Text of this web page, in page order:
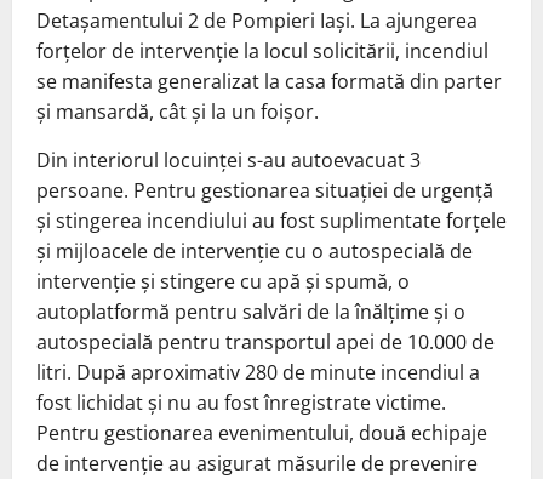
Detașamentului 2 de Pompieri Iași. La ajungerea
forțelor de intervenție la locul solicitării, incendiul
se manifesta generalizat la casa formată din parter
și mansardă, cât și la un foișor.
Din interiorul locuinței s-au autoevacuat 3
persoane. Pentru gestionarea situației de urgență
și stingerea incendiului au fost suplimentate forțele
și mijloacele de intervenție cu o autospecială de
intervenție și stingere cu apă și spumă, o
autoplatformă pentru salvări de la înălțime și o
autospecială pentru transportul apei de 10.000 de
litri. După aproximativ 280 de minute incendiul a
fost lichidat și nu au fost înregistrate victime.
Pentru gestionarea evenimentului, două echipaje
de intervenție au asigurat măsurile de prevenire